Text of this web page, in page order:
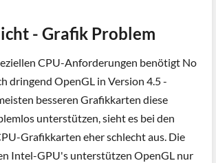
- Grafik Problem
CPU-Anforderungen benötigt No
dringend OpenGL in Version 4.5 -
besseren Grafikkarten diese
unterstützen, sieht es bei den
Grafikkarten eher schlecht aus. Die
Intel-GPU's unterstützen OpenGL nur